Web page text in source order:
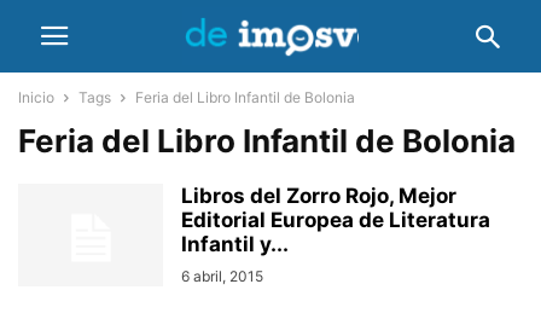
Inicio Tags Feria del Libro Infantil de Bolonia
Feria del Libro Infantil de Bolonia
Libros del Zorro Rojo, Mejor
Editorial Europea de Literatura
Infantil y...
6 abril, 2015